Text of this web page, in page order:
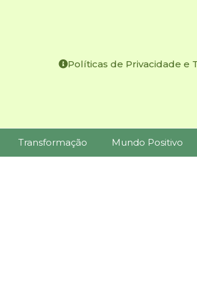
Políticas de Privacidade e
Transformação Mundo Positivo